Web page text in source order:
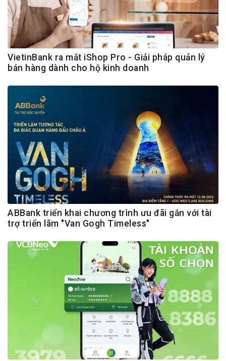
VietinBank ra mắt iShop Pro - Giải pháp quản lý
bán hàng dành cho hộ kinh doanh
ABBank triển khai chương trình ưu đãi gắn với tài
trợ triển lãm "Van Gogh Timeless"